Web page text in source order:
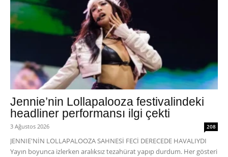
Jennie’nin Lollapalooza festivalindeki
headliner performansı ilgi çekti
3 Ağustos 2026 208
JENNIE'NİN LOLLAPALOOZA SAHNESİ FECİ DERECEDE HAVALIYDI
Yayın boyunca izlerken aralıksız tezahürat yapıp durdum. Her gösteri